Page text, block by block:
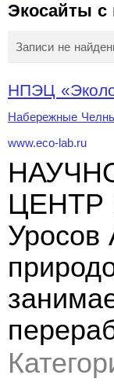
Экосайты
Записи не
НПЭЦ
Набережные
www.eco-lab.ru
ЦЕНТР
Уросов